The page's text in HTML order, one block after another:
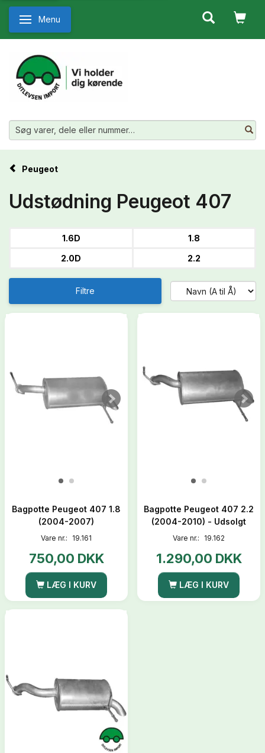
Skifte navigation
Menu
Peugeot
Udstødning Peugeot 407
1.6D
1.8
2.0D
2.2
Filtre
Bagpotte Peugeot 407 1.8
(2004-2007)
Vare nr.: 19.161
750,00 DKK
LÆG I KURV
Bagpotte Peugeot 407 2.2
(2004-2010) - Udsolgt
Vare nr.: 19.162
1.290,00 DKK
LÆG I KURV